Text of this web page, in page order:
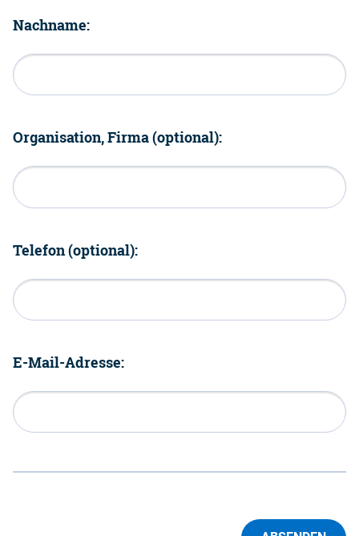
Nachname:
Organisation, Firma (optional):
Telefon (optional):
E-Mail-Adresse: